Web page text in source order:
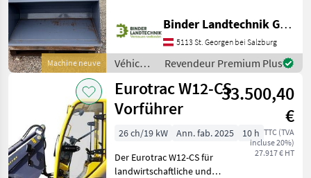
Machine neuve
ferme-portées
Binder Landtechnik GmbH & CoKG
5113 St. Georgen bei Salzburg
Véhicules
agricoles
à
moteur /
Eurotrac
Revendeur Premium Plus
Eurotrac W12-CS
Vorführer
33.500,40
€
TTC (TVA
incluse 20%)
27.917 € HT
26 ch/19 kW Ann. fab. 2025
10 h
Der Eurotrac W12-CS für
landwirtschaftliche und